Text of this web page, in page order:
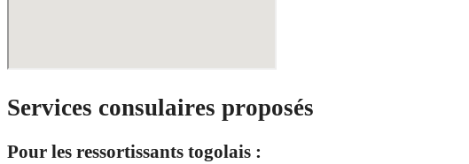
Services consulaires proposés
Pour les ressortissants togolais :